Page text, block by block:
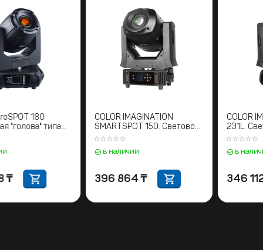
STAGE4 broSPOT 180
Поворотная "голова" типа
538 268
COLOR IMAGINATION
SMARTSPOT 150. Световой
396 864